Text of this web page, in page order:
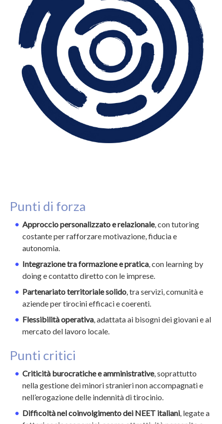
Punti di forza
Approccio personalizzato e relazionale, con tutoring
costante per rafforzare motivazione, fiducia e
autonomia.
Integrazione tra formazione e pratica, con learning by
doing e contatto diretto con le imprese.
Partenariato territoriale solido, tra servizi, comunità e
aziende per tirocini efficaci e coerenti.
Flessibilità operativa, adattata ai bisogni dei giovani e al
mercato del lavoro locale.
Punti critici
Criticità burocratiche e amministrative, soprattutto
nella gestione dei minori stranieri non accompagnati e
nell’erogazione delle indennità di tirocinio.
Difficoltà nel coinvolgimento dei NEET italiani, legate a